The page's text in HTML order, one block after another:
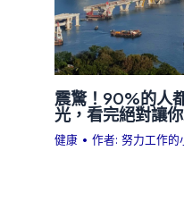
震驚！90%的人
光，看完絕對讓
健康 • 作者:努力工作的